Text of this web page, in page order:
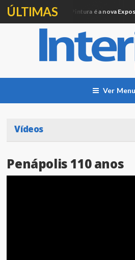
ÚLTIMAS
Artesanato e Pintura é a nova
Ver Menu
Vídeos
Penápolis 110 anos